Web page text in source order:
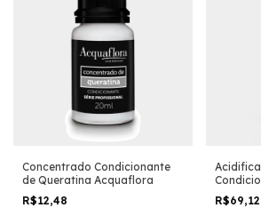
Concentrado Condicionante
de Queratina Acquaflora
R$12,48
R$69,12